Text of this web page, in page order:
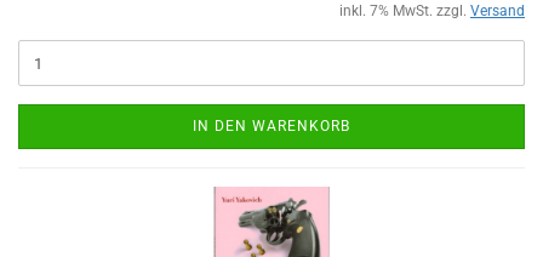
inkl. 7% MwSt. zzgl. Versand
IN DEN WARENKORB